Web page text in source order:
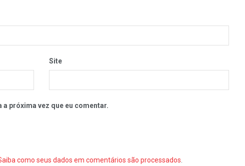
Site
próxima vez que eu comentar.
como seus dados em comentários são processados